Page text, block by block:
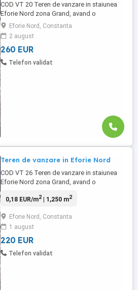
COD VT 20 Teren de vanzare in staiunea
Eforie Nord zona Grand, avand o
suprafata de 1875 mp intravilan
construibil Poziţionat într-o zona foarte
activă, dinamică şi în plină dezvoltare
imobiliară. Proprietatea este o reală
investiţie pentru dezvoltarea şi
Eforie Nord, Constanta
2 august
260 EUR
Telefon validat
Teren de vanzare in Eforie Nord
COD VT 26 Teren de vanzare in staiunea
Eforie Nord zona Grand, avand o
25 ml, intravilan construibil Poziţionat într-
dezvoltare imobiliară. Proprietatea este o
reală investiţie pentru dezvoltarea şi
comercializarea imobilelor ...
0,18 EUR/m2| 1,250 m2
Eforie Nord, Constanta
1 august
220 EUR
Telefon validat